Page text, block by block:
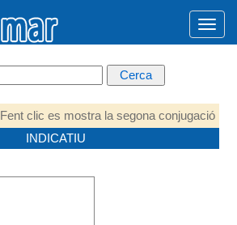
Fent clic es mostra la segona conjugació
INDICATIU